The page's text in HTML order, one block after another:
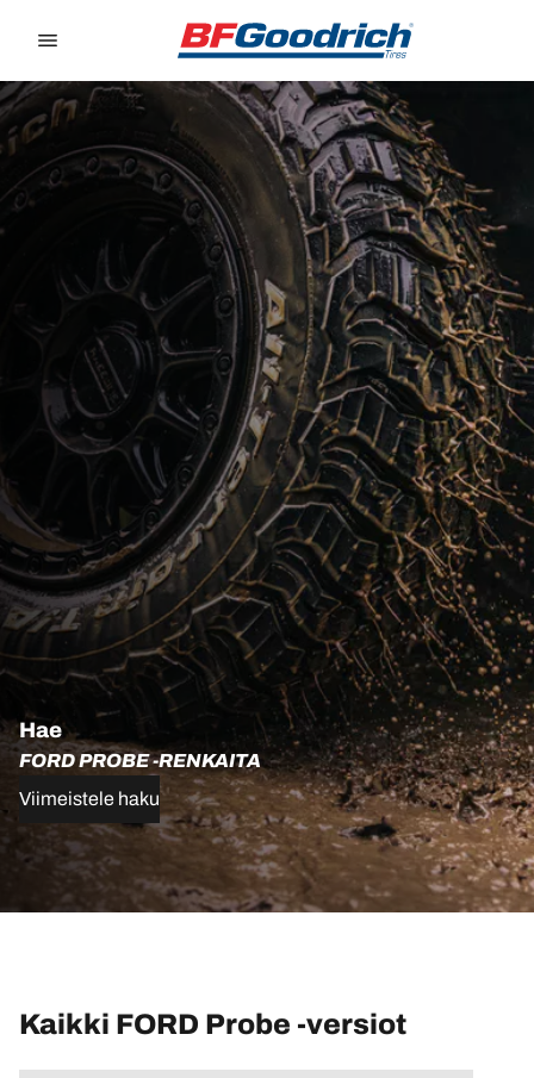
Hae
FORD PROBE -RENKAITA
Viimeistele haku
Kaikki FORD Probe -versiot